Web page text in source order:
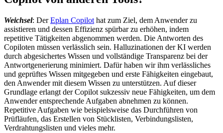
Weichsel: DerEplan Copilot hat zum Ziel, dem Anwender zu
assistieren und dessen Effizienz spürbar zu erhöhen, indem
repetitive Tätigkeiten abgenommen werden. Die Antworten des
Copiloten müssen verlässlich sein. Halluzinationen der KI werden
durch abgesichertes Wissen und vollständige Transparenz bei der
Antwortgenerierung minimiert. Dafür haben wir ihm verlässliches
und geprüftes Wissen mitgegeben und erste Fähigkeiten eingebaut,
den Anwender mit diesem Wissen zu unterstützen. Auf dieser
Grundlage erlangt der Copilot sukzessiv neue Fähigkeiten, um dem
Anwender entsprechende Aufgaben abnehmen zu können.
Repetitive Aufgaben wie beispielsweise das Durchführen von
Prüfläufen, das Erstellen von Stücklisten, Verbindungslisten,
Verdrahtungslisten und vieles mehr.